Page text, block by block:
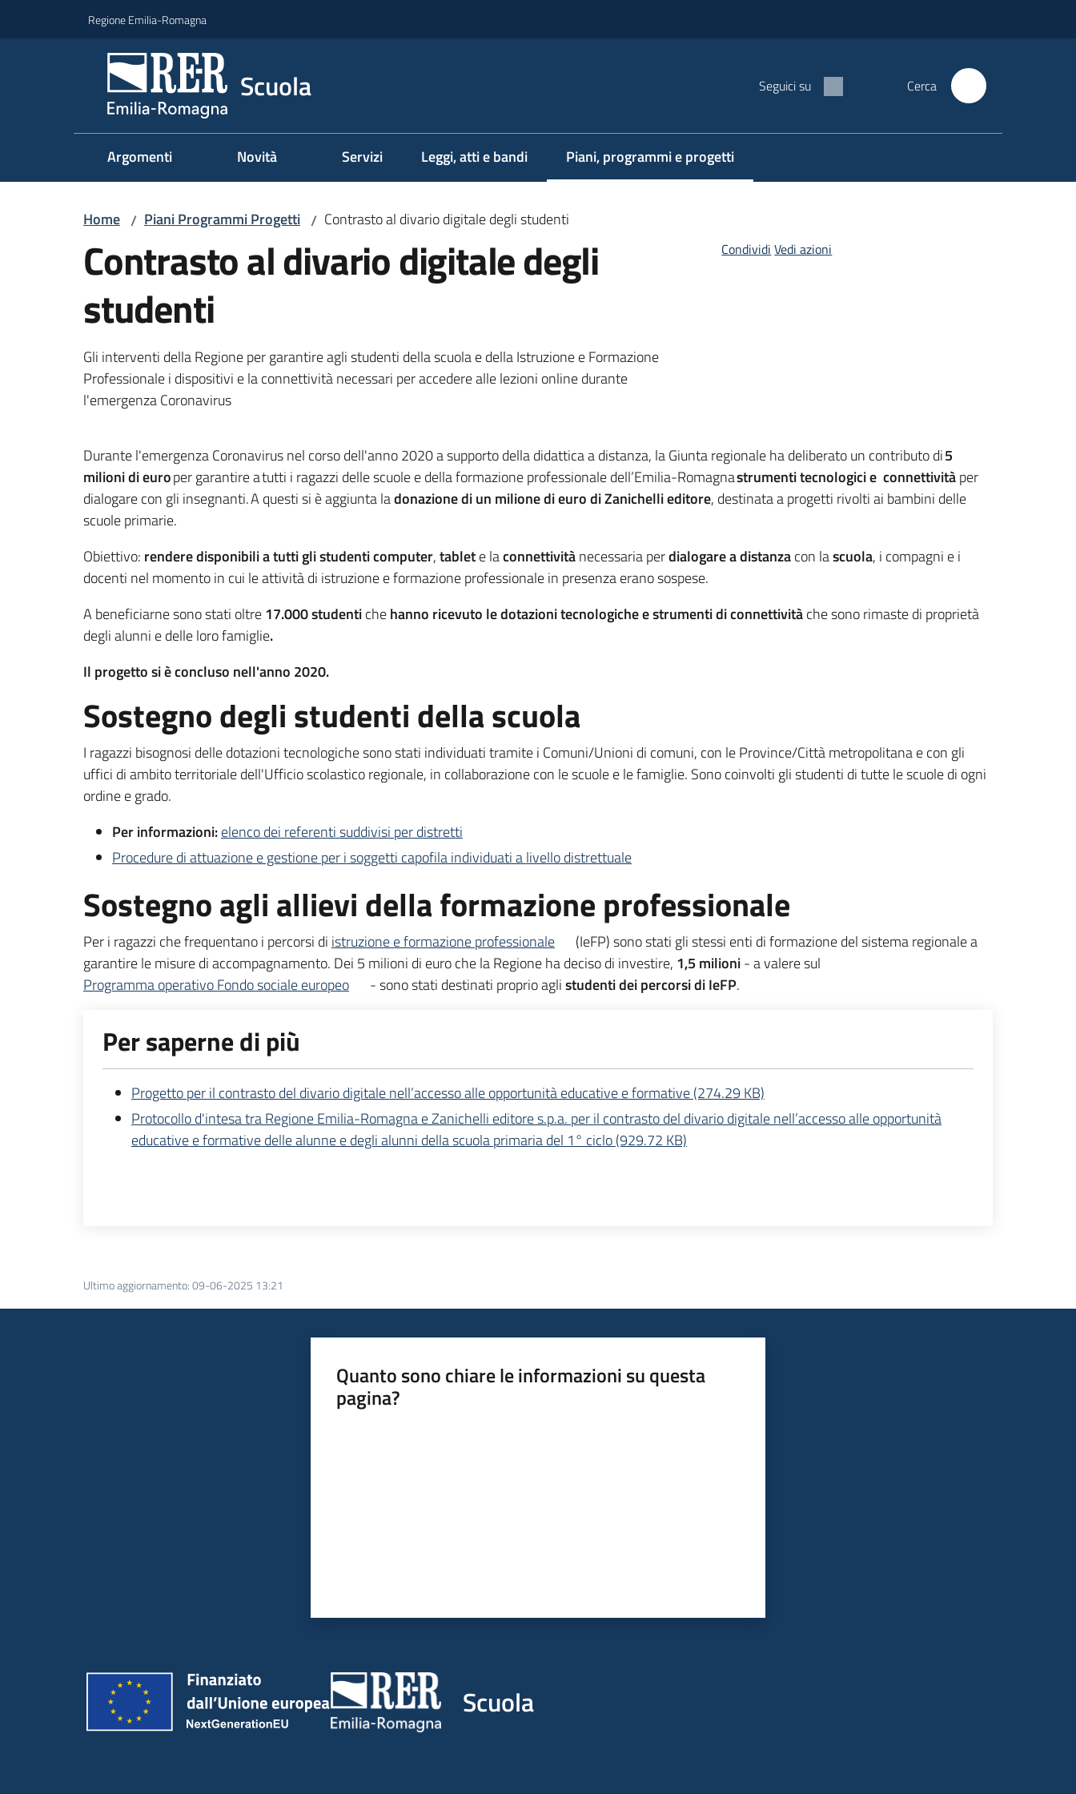
Regione Emilia-Romagna
Scuola Seguici su Cerca
Argomenti Novità Servizi Leggi, atti e bandi Piani, programmi e progetti
Menu selezionato
Home / Piani Programmi Progetti / Contrasto al divario digitale degli studenti
Contrasto al divario digitale degli
studenti
Gli interventi della Regione per garantire agli studenti della scuola e della Istruzione e Formazione
Professionale i dispositivi e la connettività necessari per accedere alle lezioni online durante
l'emergenza Coronavirus
Condividi Vedi azioni
Durante l'emergenza Coronavirus nel corso dell'anno 2020 a supporto della didattica a distanza, la Giunta regionale ha deliberato un contributo di5
milioni di europer garantire a tutti i ragazzi delle scuole e della formazione professionale dell’Emilia-Romagnastrumenti tecnologici e connettivitàper
dialogare con gli insegnanti. A questi si è aggiunta ladonazione di un milione di euro di Zanichelli editore, destinata a progetti rivolti ai bambini delle
scuole primarie.
Obiettivo: rendere disponibili a tutti gli studenticomputer,tablete laconnettivitànecessaria perdialogare a distanzacon lascuola, i compagni e i
docenti nel momento in cui le attività di istruzione e formazione professionale in presenza erano sospese.
A beneficiarne sono stati oltre17.000 studentichehanno ricevuto le dotazioni tecnologiche e strumenti di connettivitàche sono rimaste di proprietà
degli alunni e delle loro famiglie.
Il progetto si è concluso nell'anno 2020.
Sostegno degli studenti della scuola
I ragazzi bisognosi delle dotazioni tecnologiche sono stati individuati tramite i Comuni/Unioni di comuni, con le Province/Città metropolitana e con gli
uffici di ambito territoriale dell'Ufficio scolastico regionale, in collaborazione con le scuole e le famiglie. Sono coinvolti gli studenti di tutte le scuole di ogni
ordine e grado.
Per informazioni:elenco dei referenti suddivisi per distretti
Procedure di attuazione e gestione per i soggetti capofila individuati a livello distrettuale
Sostegno agli allievi della formazione professionale
Per i ragazzi che frequentano i percorsi di istruzione e formazione professionale
(IeFP) sono stati gli stessi enti di formazione del sistema regionale a
garantire le misure di accompagnamento. Dei 5 milioni di euro che la Regione ha deciso di investire, 1,5 milioni- a valere sul
Programma operativo Fondo sociale europeo
- sono stati destinati proprio aglistudenti dei percorsi diIeFP.
Per saperne di più
Progetto per il contrasto del divario digitale nell’accesso alle opportunità educative e formative (274.29 KB)
Protocollo d'intesa tra Regione Emilia-Romagna e Zanichelli editore s.p.a. per il contrasto del divario digitale nell’accesso alle opportunità
educative e formative delle alunne e degli alunni della scuola primaria del 1° ciclo (929.72 KB)
Ultimo aggiornamento:09-06-2025 13:21
Quanto sono chiare le informazioni su questa
pagina?
Scuola